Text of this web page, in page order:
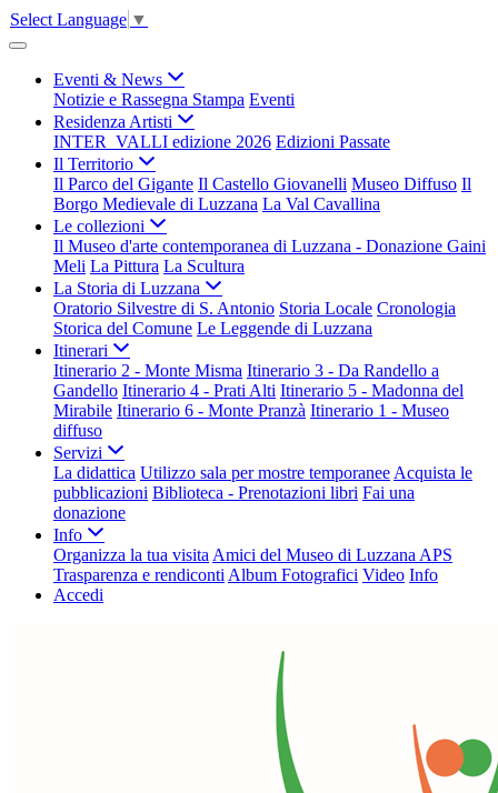
Select Language ▼
Eventi & News
Notizie e Rassegna Stampa Eventi
Residenza Artisti
INTER_VALLI edizione 2026 Edizioni Passate
Il Territorio
Il Parco del Gigante Il Castello Giovanelli Museo Diffuso Il
Borgo Medievale di Luzzana La Val Cavallina
Le collezioni
Il Museo d'arte contemporanea di Luzzana - Donazione Gaini
Meli La Pittura La Scultura
La Storia di Luzzana
Oratorio Silvestre di S. Antonio Storia Locale Cronologia
Storica del Comune Le Leggende di Luzzana
Itinerari
Itinerario 2 - Monte Misma Itinerario 3 - Da Randello a
Gandello Itinerario 4 - Prati Alti Itinerario 5 - Madonna del
Mirabile Itinerario 6 - Monte Pranzà Itinerario 1 - Museo
diffuso
Servizi
La didattica Utilizzo sala per mostre temporanee Acquista le
pubblicazioni Biblioteca - Prenotazioni libri Fai una
donazione
Info
Organizza la tua visita Amici del Museo di Luzzana APS
Trasparenza e rendiconti Album Fotografici Video Info
Accedi